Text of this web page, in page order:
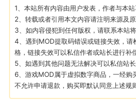
MOD下载 攻略教程
大人
Lv.8
02-10 15:45
电脑端 其他&工具
1、本站所有内容由用户发表，作者与本站
2、转载或者引用本文内容请注明来源及原
3、如内容侵犯到任何版权，请联系本站
4、遇到MOD提取码错误或链接失效，请
格，链接失效可以私信作者或站长进行补
5、如遇到其他问题无法解决可以私信站长
6、游戏MOD属于虚拟数字商品，一经购
不允许申请退款，购买即默认同意上述规